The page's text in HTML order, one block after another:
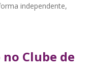
independente,
Clube de